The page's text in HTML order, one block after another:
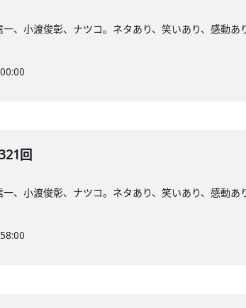
、小渡俊彰、ナツコ。ネタあり、笑いあり、感動
回
、小渡俊彰、ナツコ。ネタあり、笑いあり、感動